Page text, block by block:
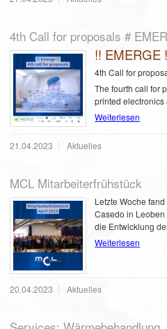
4th Call for proposals #
!! EMERGE
4th Call for
The fourth call for
printed
Weiterlesen
21.04.2023 Aktuelles
MCL Mitarbeiterfrühstück
Letzte Woche
Casedo in
die Entwicklung
Weiterlesen
20.04.2023 Aktuelles